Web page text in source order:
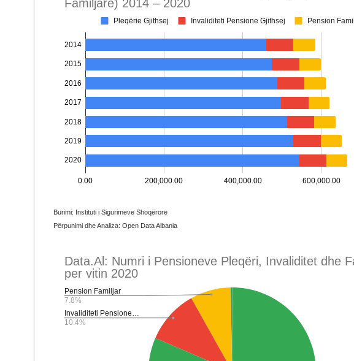
Burimi: Instituti i Sigurimeve Shoqërore
Përpunimi dhe Analiza: Open Data Albania